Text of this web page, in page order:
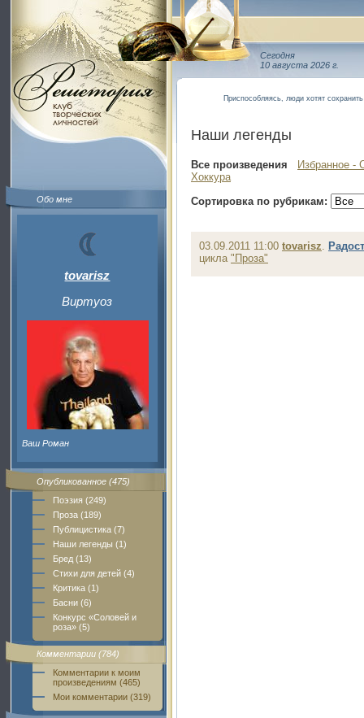
Обо мне
tovarisz
Виртуоз
Ваш Роман
Опубликованное (475)
Поэзия (249)
Проза (189)
Публицистика (7)
Наши легенды (1)
Бред (13)
Стихи для детей (4)
Критика (1)
Басни (6)
Конкурс «Соловей и
роза» (5)
Комментарии (784)
Комментарии к моим
произведениям (465)
Мои комментарии (319)
Сегодня
10 августа 2026 г.
Приспособляясь, люди хотят
Наши легенды
Все произведения
Избранное -
Хоккура
Сортировка по рубрикам:
03.09.2011 11:00 tovarisz.
цикла "Проза"